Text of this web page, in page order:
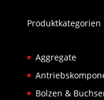
Produktkategorien
Aggregate
Bolzen &